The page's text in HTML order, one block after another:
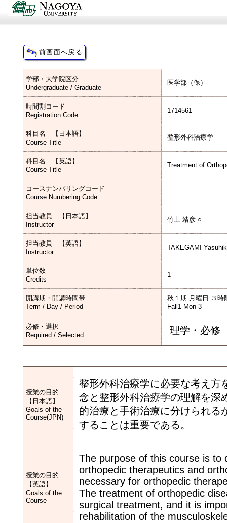
学部・大学院区分
Undergraduate / Graduate
医学部（保）
時間割コード
Registration Code
1714561
科目名 【日本語】
Course Title
整形外科治療学
科目名 【英語】
Course Title
Treatment of
コースナンバリングコード
Course Numbering Code
担当教員 【日本語】
Instructor
竹上 靖彦 ○
担当教員 【英語】
Instructor
TAKEGAMI
単位数
Credits
1
開講期・開講時間帯
Term / Day / Period
秋１期 月曜日 ３時
Fall1 Mon 3
必修・選択
Required / Selected
理学・必
授業の目的
【日本語】
Goals of the
Course(JPN)
整形外科治療学に必要な考え方
念と整形外科治療学の理解を深
的治療と手術治療に分けられる
することは重要である。
授業の目的
【英語】
Goals of the
Course
The purpose of this course is to
orthopedic therapeutics and
necessary for orthopedic
The treatment of orthopedic
surgical treatment, and it is
rehabilitation of the